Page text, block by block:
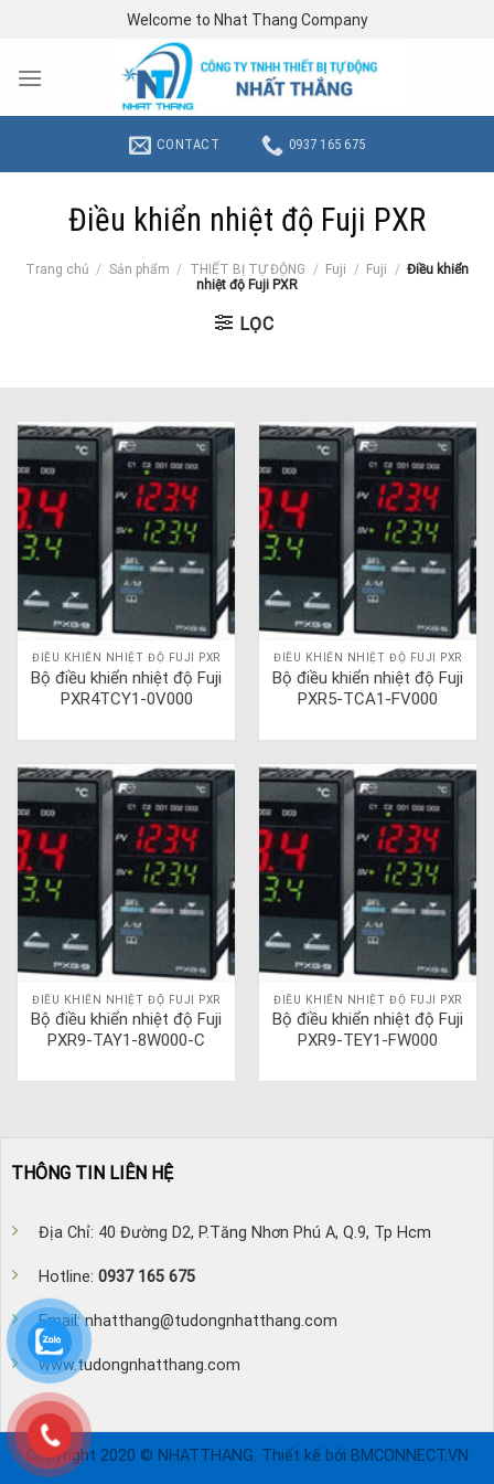
content
Welcome to Nhat Thang Company
CONTACT 0937 165 675
Điều khiển nhiệt độ Fuji PXR
Trang chủ / Sản phẩm / THIẾT BỊ TỰ ĐỘNG / Fuji / Fuji / Điều khiển
nhiệt độ Fuji PXR
LỌC
ĐIỀU KHIỂN NHIỆT ĐỘ FUJI PXR
Bộ điều khiển nhiệt độ Fuji
PXR4TCY1-0V000
ĐIỀU KHIỂN NHIỆT ĐỘ FUJI PXR
Bộ điều khiển nhiệt độ Fuji
PXR5-TCA1-FV000
ĐIỀU KHIỂN NHIỆT ĐỘ FUJI PXR
Bộ điều khiển nhiệt độ Fuji
PXR9-TAY1-8W000-C
ĐIỀU KHIỂN NHIỆT ĐỘ FUJI PXR
Bộ điều khiển nhiệt độ Fuji
PXR9-TEY1-FW000
THÔNG TIN LIÊN HỆ
Địa Chỉ: 40 Đường D2, P.Tăng Nhơn Phú A, Q.9, Tp Hcm
Hotline: 0937 165 675
Email: nhatthang@tudongnhatthang.com
www.tudongnhatthang.com
Copyright 2020 © NHATTHANG. Thiết kế bởi BMCONNECT.VN